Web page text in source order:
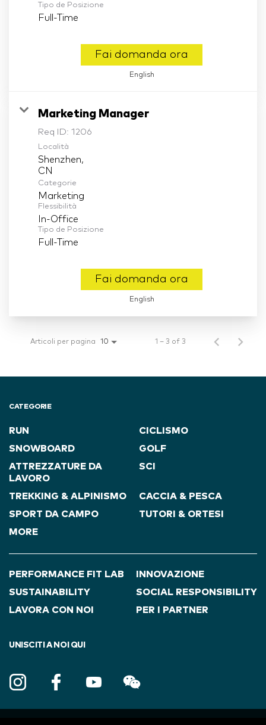
Tipo de Posizione
Full-Time
Fai domanda ora
English
Marketing Manager
Req ID: 1206
Località
Shenzhen,
Categorie
Marketing
Flessibilità
In-Office
Tipo de Posizione
Full-Time
Fai domanda ora
English
Articoli per pagina 10 1 – 3 of 3
CATEGORIE
RUN
CICLISMO
SNOWBOARD
GOLF
ATTREZZATURE DA
LAVORO
SCI
TREKKING & ALPINISMO
CACCIA & PESCA
SPORT DA CAMPO
TUTORI & ORTESI
MORE
PERFORMANCE FIT LAB
INNOVAZIONE
SUSTAINABILITY
SOCIAL RESPONSIBILITY
LAVORA CON NOI
PER I PARTNER
UNISCITI A NOI QUI